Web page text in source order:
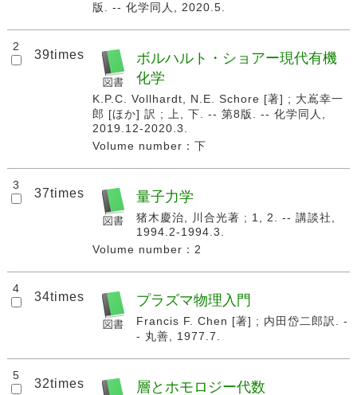
版. -- 化学同人, 2020.5.
2
39times
ボルハルト・ショアー現代有機
化学
K.P.C. Vollhardt, N.E. Schore [著] ; 大嶌幸一
郎 [ほか] 訳 ; 上, 下. -- 第8版. -- 化学同人,
2019.12-2020.3.
Volume number：下
3
37times 量子力学
猪木慶治, 川合光著 ; 1, 2. -- 講談社,
1994.2-1994.3.
Volume number：2
4
34times プラズマ物理入門
Francis F. Chen [著] ; 内田岱二郎訳. -
- 丸善, 1977.7.
5
32times 層とホモロジー代数